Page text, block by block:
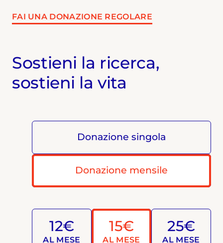
FAI UNA DONAZIONE REGOLARE
Sostieni la ricerca,
sostieni la vita
Donazione singola
Donazione mensile
12€
AL MESE
15€
AL MESE
25€
AL MESE